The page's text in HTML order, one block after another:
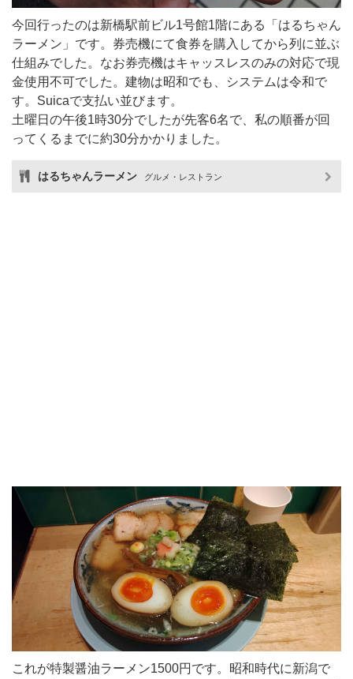
今回行ったのは新橋駅前ビル1号館1階にある「はるちゃん
ラーメン」です。券売機にて食券を購入してから列に並ぶ
仕組みでした。なお券売機はキャッスレスのみの対応で現
金使用不可でした。建物は昭和でも、システムは令和で
す。Suicaで支払い並びます。
土曜日の午後1時30分でしたが先客6名で、私の順番が回
ってくるまでに約30分かかりました。
はるちゃんラーメン グルメ・レストラン
これが特製醤油ラーメン1500円です。昭和時代に新潟で